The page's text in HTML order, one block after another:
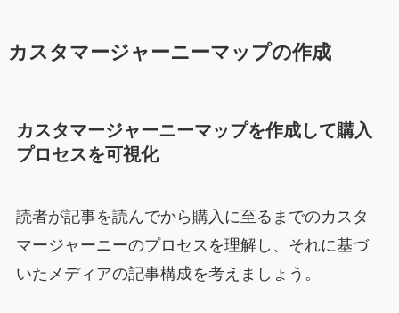
カスタマージャーニーマップの作成
カスタマージャーニーマップを作成して購入
プロセスを可視化
読者が記事を読んでから購入に至るまでのカスタ
マージャーニーのプロセスを理解し、それに基づ
いたメディアの記事構成を考えましょう。